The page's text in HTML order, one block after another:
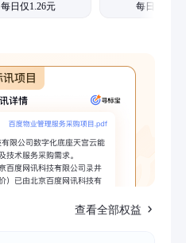
每日仅1.26元 每日仅1.08元
查看全部权益